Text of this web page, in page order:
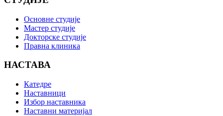
Основне студије
Мастер студије
Докторске студије
Правна клиника
НАСТАВА
Катедре
Наставници
Избор наставника
Наставни материјал